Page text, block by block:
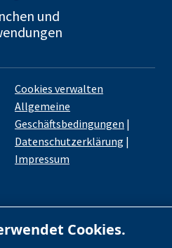
und
Cookies verwalten
Allgemeine
Geschäftsbedingungen |
Datenschutzerklärung |
Impressum
Cookies.